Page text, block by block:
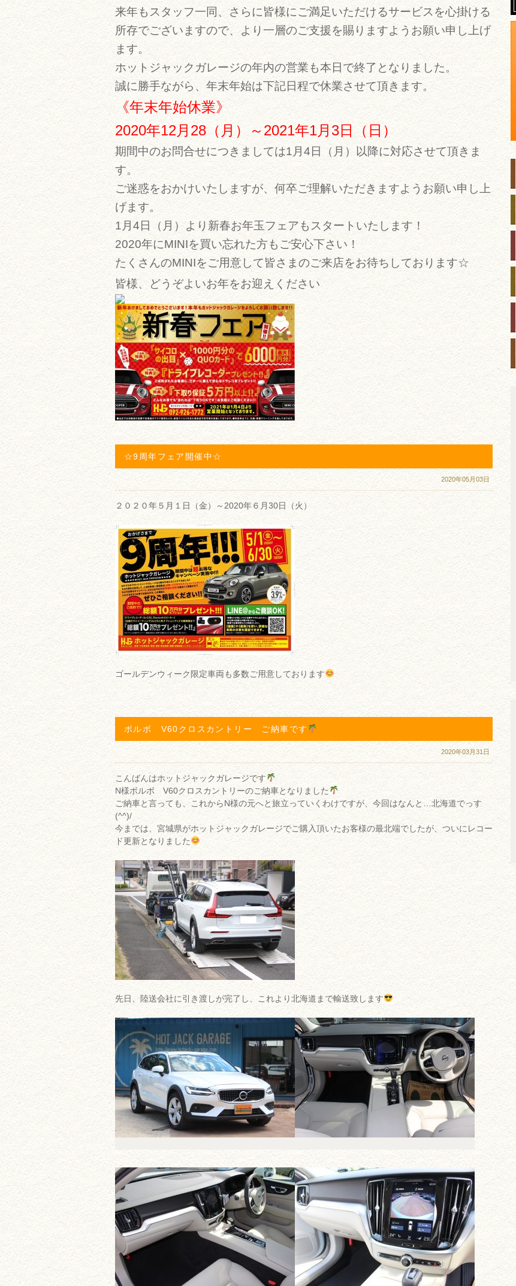
来年もスタッフ一同、さらに皆様にご満足いただけるサービスを心掛ける
所存でございますので、より一層のご支援を賜りますようお願い申し上げ
ます。
ホットジャックガレージの年内の営業も本日で終了となりました。
誠に勝手ながら、年末年始は下記日程で休業させて頂きます。
《年末年始休業》
2020年12月28（月）～2021年1月3日（日）
期間中のお問合せにつきましては1月4日（月）以降に対応させて頂きま
す。
ご迷惑をおかけいたしますが、何卒ご理解いただきますようお願い申し上
げます。
1月4日（月）より新春お年玉フェアもスタートいたします！
2020年にMINIを買い忘れた方もご安心下さい！
たくさんのMINIをご用意して皆さまのご来店をお待ちしております☆
皆様、どうぞよいお年をお迎えください
☆9周年フェア開催中☆
2020年05月03日
２０２０年５月１日（金）～2020年６月30日（火）
ゴールデンウィーク限定車両も多数ご用意しております
ボルボ V60クロスカントリー ご納車です
2020年03月31日
こんばんはホットジャックガレージです
N様ボルボ V60クロスカントリーのご納車となりました
ご納車と言っても、これからN様の元へと旅立っていくわけですが、今回はなんと…北海道でっす
(^^)/
今までは、宮城県がホットジャックガレージでご購入頂いたお客様の最北端でしたが、ついにレコー
ド更新となりました
先日、陸送会社に引き渡しが完了し、これより北海道まで輸送致します